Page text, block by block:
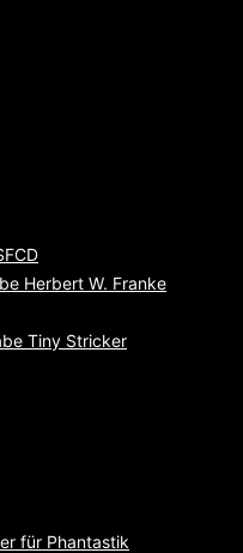
Herbert W. Franke
Tiny Stricker
für Phantastik